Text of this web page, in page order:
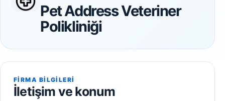
Pet Address Veteriner
Polikliniği
FIRMA BILGILERI
İletişim ve konum